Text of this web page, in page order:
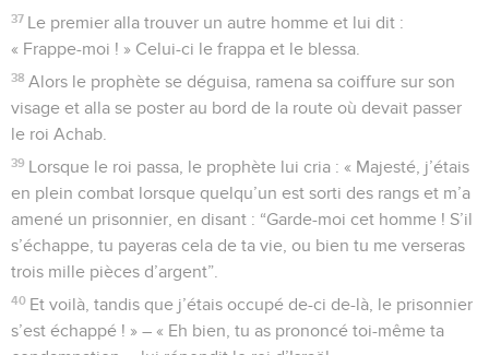
37 Le premier alla trouver un autre homme et lui dit :
« Frappe-moi ! » Celui-ci le frappa et le blessa.
38 Alors le prophète se déguisa, ramena sa coiffure sur son
visage et alla se poster au bord de la route où devait passer
le roi Achab.
39 Lorsque le roi passa, le prophète lui cria : « Majesté, j’étais
en plein combat lorsque quelqu’un est sorti des rangs et m’a
amené un prisonnier, en disant : “Garde-moi cet homme ! S’il
s’échappe, tu payeras cela de ta vie, ou bien tu me verseras
trois mille pièces d’argent”.
40 Et voilà, tandis que j’étais occupé de-ci de-là, le prisonnier
s’est échappé ! » – « Eh bien, tu as prononcé toi-même ta